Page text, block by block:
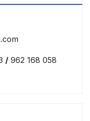
/ 962 168 058